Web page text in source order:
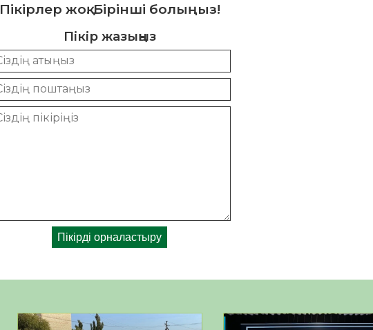
Пікірлер жоқ. Бірінші болыңыз!
Пікір жазыңыз